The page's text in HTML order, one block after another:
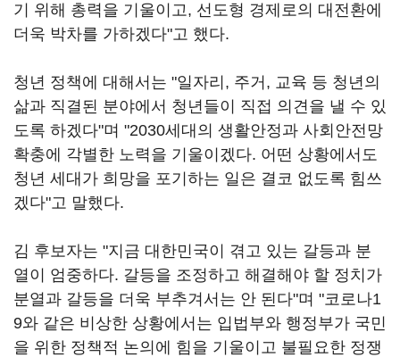
기 위해 총력을 기울이고, 선도형 경제로의 대전환에
더욱 박차를 가하겠다"고 했다.
청년 정책에 대해서는 "일자리, 주거, 교육 등 청년의
삶과 직결된 분야에서 청년들이 직접 의견을 낼 수 있
도록 하겠다"며 "2030세대의 생활안정과 사회안전망
확충에 각별한 노력을 기울이겠다. 어떤 상황에서도
청년 세대가 희망을 포기하는 일은 결코 없도록 힘쓰
겠다"고 말했다.
김 후보자는 "지금 대한민국이 겪고 있는 갈등과 분
열이 엄중하다. 갈등을 조정하고 해결해야 할 정치가
분열과 갈등을 더욱 부추겨서는 안 된다"며 "코로나1
9와 같은 비상한 상황에서는 입법부와 행정부가 국민
을 위한 정책적 논의에 힘을 기울이고 불필요한 정쟁